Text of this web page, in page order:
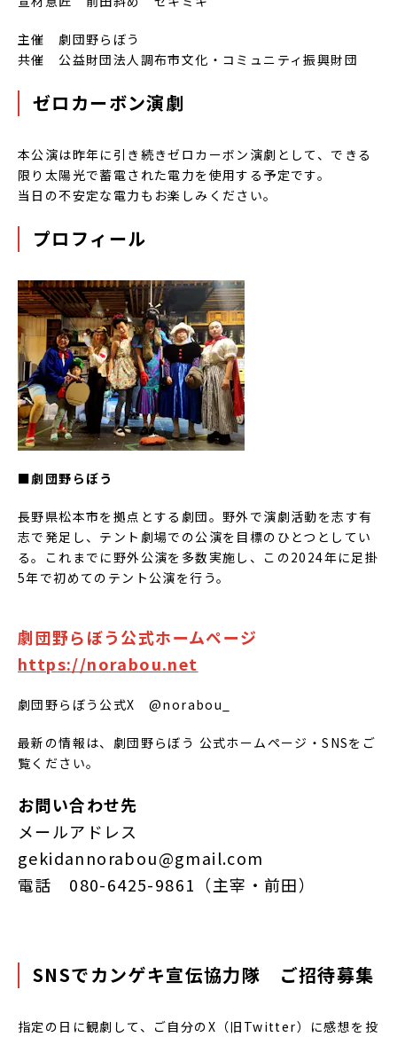
主催 劇団野らぼう
共催 公益財団法人調布市文化・コミュニティ振興財団
ゼロカーボン演劇
本公演は昨年に引き続きゼロカーボン演劇として、できる
限り太陽光で蓄電された電力を使用する予定です。
当日の不安定な電力もお楽しみください。
プロフィール
■劇団野らぼう
長野県松本市を拠点とする劇団。野外で演劇活動を志す有
志で発足し、テント劇場での公演を目標のひとつとしてい
る。これまでに野外公演を多数実施し、この2024年に足掛
5年で初めてのテント公演を行う。
劇団野らぼう公式ホームページ
https://norabou.net
劇団野らぼう公式X @norabou_
最新の情報は、劇団野らぼう 公式ホームページ・SNSをご
覧ください。
お問い合わせ先
メールアドレス
gekidannorabou@gmail.com
電話 080-6425-9861（主宰・前田）
SNSでカンゲキ宣伝協力隊 ご招待募集
指定の日に観劇して、ご自分のX（旧Twitter）に感想を投